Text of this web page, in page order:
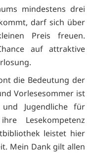
mindestens drei
darf sich über
Preis freuen.
auf attraktive
die Bedeutung der
Vorlesesommer ist
Jugendliche für
Lesekompetenz
leistet hier
Mein Dank gilt allen